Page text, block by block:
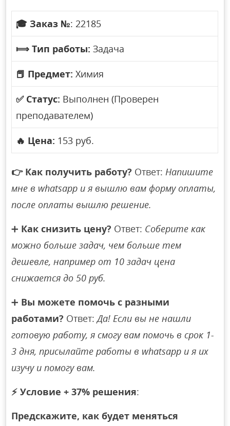
🎓 Заказ №: 22185
⟾ Тип работы: Задача
📕 Предмет: Химия
✅ Статус: Выполнен (Проверен
преподавателем)
🔥 Цена: 153 руб.
👉 Как получить работу? Ответ:Напишите
мне в whatsapp и я вышлю вам форму оплаты,
после оплаты вышлю решение.
➕ Как снизить цену? Ответ: Соберите как
можно больше задач, чем больше тем
дешевле, например от 10 задач цена
снижается до 50 руб.
➕ Вы можете помочь с разными
работами? Ответ:Да! Если вы не нашли
готовую работу, я смогу вам помочь в срок 1-
3 дня, присылайте работы в whatsapp и я их
изучу и помогу вам.
⚡ Условие + 37% решения:
Предскажите, как будет меняться